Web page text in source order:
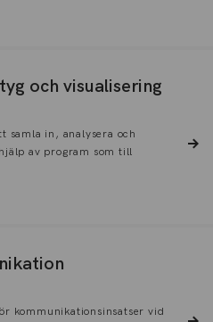
och visualisering
samla in, analysera och
av program som till
kommunikationsinsatser vid